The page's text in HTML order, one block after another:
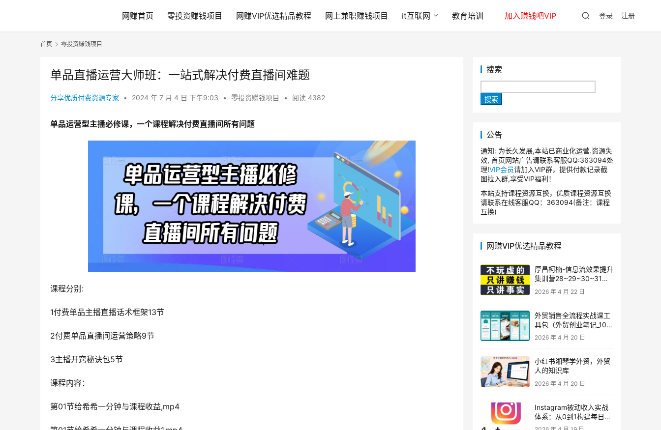
网赚首页 零投资赚钱项目 网赚VIP优选精品教程 网上兼职赚钱项目 it互联网 教育培训 加入赚钱吧VIP 登录 注册
首页 零投资赚钱项目
单品直播运营大师班：一站式解决付费直播间难题
分享优质付费资源专家 • 2024 年 7 月 4 日 下午9:03 • 零投资赚钱项目 • 阅读 4382
单品运营型主播必修课，一个课程解决付费直播间所有问题
课程分别:
1付费单品主播直播话术框架13节
2付费单品直播间运营策略9节
3主播开窍秘诀包5节
课程内容：
第01节给希希一分钟与课程收益,mp4
搜索
搜索
公告
通知: 为长久发展,本站已商业化运营.资源失
效, 首页网站广告请联系客服QQ:363094处
理!VIP会员请加入VIP群，提供付款记录截
图拉入群,享受VIP福利！
本站支持课程资源互换，优质课程资源互换
请联系在线客服QQ：363094(备注：课程
互换)
网赚VIP优选精品教程
厚昌柯楠-信息流效果提升
集训营28~29~30~31
期，智能投放·巨量AD/百
度优化·AI提效指南
2026 年 4 月 22 日
外贸销售全流程实战课工
具包（外贸创业笔记_10年
外贸经验）
2026 年 4 月 20 日
小红书湘琴学外贸，外贸
人的知识库
2026 年 4 月 20 日
Instagram被动收入实战
体系：从0到1构建每日盈
利的自动销售漏斗